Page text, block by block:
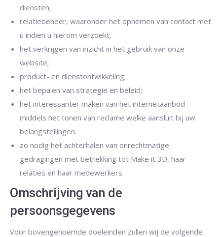
diensten;
relatiebeheer, waaronder het opnemen van contact met
u indien u hierom verzoekt;
het verkrijgen van inzicht in het gebruik van onze
website;
product- en dienstontwikkeling;
het bepalen van strategie en beleid;
het interessanter maken van het internetaanbod
middels het tonen van reclame welke aansluit bij uw
belangstellingen.
zo nodig het achterhalen van onrechtmatige
gedragingen met betrekking tot Make it 3D, haar
relaties en haar medewerkers.
Omschrijving van de
persoonsgegevens
Voor bovengenoemde doeleinden zullen wij de volgende